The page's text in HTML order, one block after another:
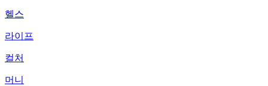
헬스
라이프
컬처
머니